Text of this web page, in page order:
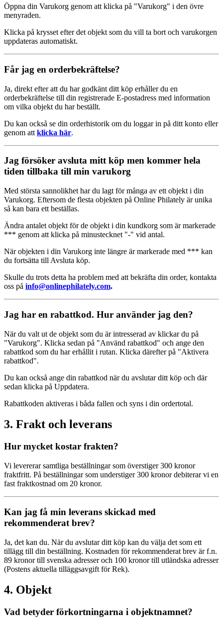
Öppna din Varukorg genom att klicka på "Varukorg" i den övre
menyraden.
Klicka på krysset efter det objekt som du vill ta bort och varukorgen
uppdateras automatiskt.
Får jag en orderbekräftelse?
Ja, direkt efter att du har godkänt ditt köp erhåller du en
orderbekräftelse till din registrerade E-postadress med information
om vilka objekt du har beställt.
Du kan också se din orderhistorik om du loggar in på ditt konto eller
genom att klicka här.
Jag försöker avsluta mitt köp men kommer hela
tiden tillbaka till min varukorg
Med största sannolikhet har du lagt för många av ett objekt i din
Varukorg. Eftersom de flesta objekten på Online Philately är unika
så kan bara ett beställas.
Ändra antalet objekt för de objekt i din kundkorg som är markerade
*** genom att klicka på minustecknet "-" vid antal.
När objekten i din Varukorg inte längre är markerade med *** kan
du fortsätta till Avsluta köp.
Skulle du trots detta ha problem med att bekräfta din order, kontakta
oss på info@onlinephilately.com.
Jag har en rabattkod. Hur använder jag den?
När du valt ut de objekt som du är intresserad av klickar du på
"Varukorg". Klicka sedan på "Använd rabattkod" och ange den
rabattkod som du har erhållit i rutan. Klicka därefter på "Aktivera
rabattkod".
Du kan också ange din rabattkod när du avslutar ditt köp och där
sedan klicka på Uppdatera.
Rabattkoden aktiveras i båda fallen och syns i din ordertotal.
3. Frakt och leverans
Hur mycket kostar frakten?
Vi levererar samtliga beställningar som överstiger 300 kronor
fraktfritt. På beställningar som understiger 300 kronor debiterar vi en
fast fraktkostnad om 20 kronor.
Kan jag få min leverans skickad med
rekommenderat brev?
Ja, det kan du. När du avslutar ditt köp kan du välja det som ett
tillägg till din beställning. Kostnaden för rekommenderat brev är f.n.
89 kronor till svenska adresser och 100 kronor till utländska adresser
(Postens aktuella tilläggsavgift för Rek).
4. Objekt
Vad betyder förkortningarna i objektnamnet?